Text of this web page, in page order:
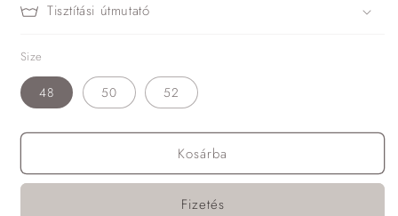
Tisztítási útmutató
Size
48 50 52
Kosárba
Fizetés